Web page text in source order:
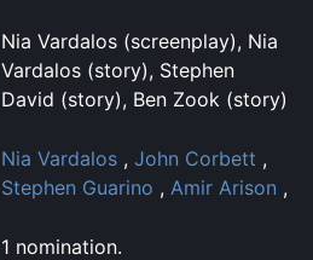
Nia Vardalos (screenplay), Nia
Vardalos (story), Stephen
David (story), Ben Zook (story)
Nia Vardalos , John Corbett ,
Stephen Guarino , Amir Arison ,
1 nomination.